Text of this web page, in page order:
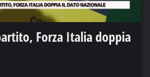
Forza Italia doppia